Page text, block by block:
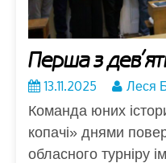
Перша з
13.11.2025
Леся
Команда юних
копачі» днями
обласного турніру